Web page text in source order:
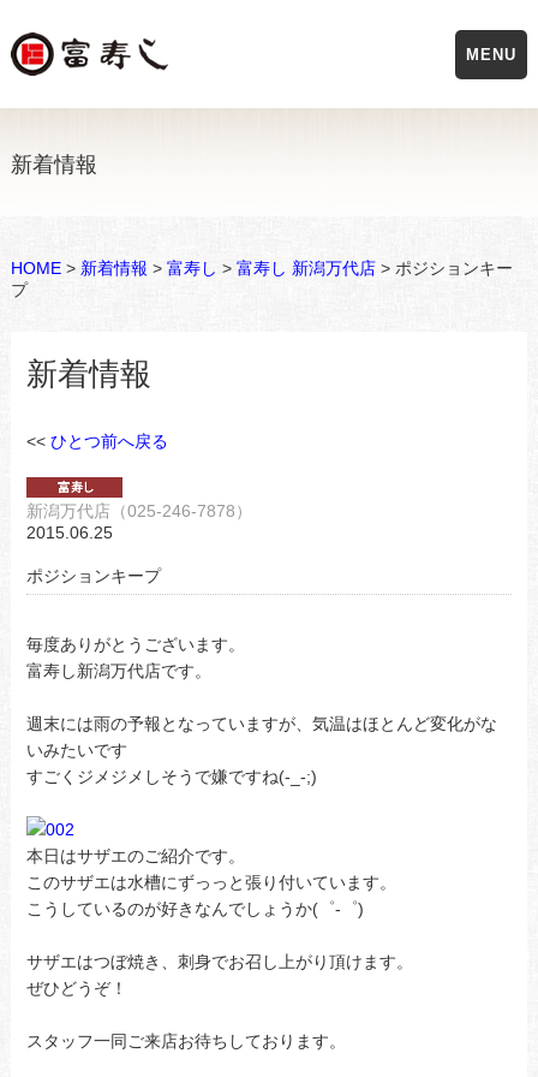
新着情報
HOME> 新着情報 > 富寿し > 富寿し 新潟万代店> ポジションキー
プ
新着情報
<< ひとつ前へ戻る
新潟万代店（025-246-7878）
2015.06.25
ポジションキープ
毎度ありがとうございます。
富寿し新潟万代店です。
週末には雨の予報となっていますが、気温はほとんど変化がな
いみたいです
すごくジメジメしそうで嫌ですね(-_-;)
本日はサザエのご紹介です。
このサザエは水槽にずっっと張り付いています。
こうしているのが好きなんでしょうか(゜-゜)
サザエはつぼ焼き、刺身でお召し上がり頂けます。
ぜひどうぞ！
スタッフ一同ご来店お待ちしております。
MENU